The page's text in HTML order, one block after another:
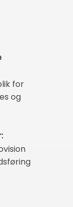
for
og